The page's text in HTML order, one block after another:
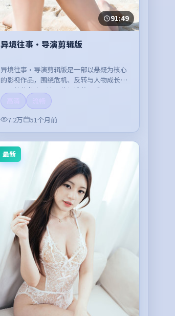
91:49
异境往事·导演剪辑版
异境往事·导演剪辑版是一部以悬疑为核心
的影视作品，围绕危机、反转与人物成长展
开，整体节奏紧凑，值得推荐观看。
7.2万
51个月前
最新